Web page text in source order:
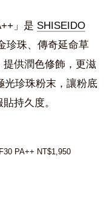
」是 SHISEIDO
珍珠、傳奇延命草
供潤色修飾，更滋
光珍珠粉末，讓粉底
持久度。
PA++ NT$1,950